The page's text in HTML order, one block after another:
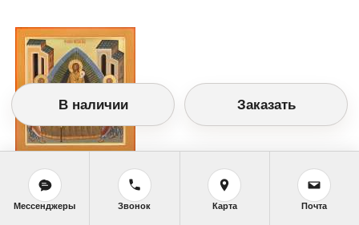
Православный календарь
<< Воскресенье, 28 Августа (15 Августа по
старому стилю)>>
В наличии Заказать
Мессенджеры Звонок Карта Почта